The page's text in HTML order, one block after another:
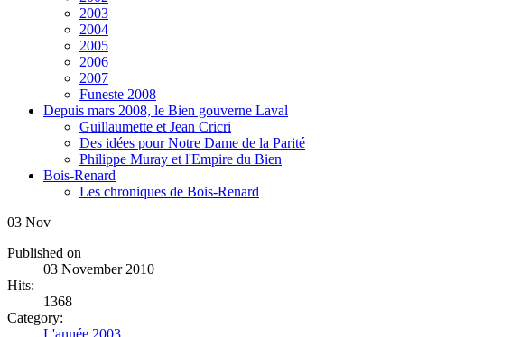
2003
2004
2005
2006
2007
Funeste 2008
Depuis mars 2008, le Bien gouverne Laval
Guillaumette et Jean Cricri
Des idées pour Notre Dame de la Parité
Philippe Muray et l'Empire du Bien
Bois-Renard
Les chroniques de Bois-Renard
03 Nov
Published on
03 November 2010
Hits:
1368
Category:
L'année 2003